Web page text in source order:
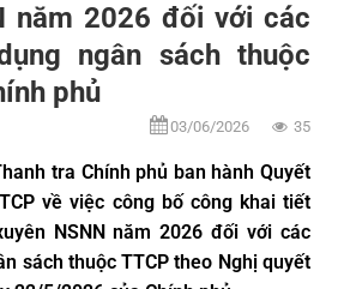
năm 2026 đối với các
ngân sách thuộc
phủ
03/06/2026 35
tra Chính phủ ban hành Quyết
về việc công bố công khai tiết
NSNN năm 2026 đối với các
sách thuộc TTCP theo Nghị quyết